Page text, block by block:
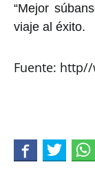
“Mejor
viaje al éxito.
Fuente: